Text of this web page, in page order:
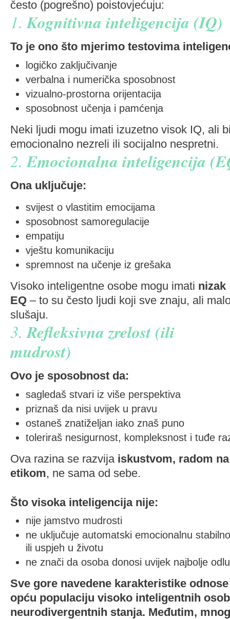
često (pogrešno) poistovjećuju:
1.Kognitivna inteligencija (IQ)
To je ono što mjerimo testovima
logičko zaključivanje
verbalna i numerička sposobnost
vizualno-prostorna orijentacija
sposobnost učenja i pamćenja
Neki ljudi mogu imati izuzetno visok IQ, ali
emocionalno nezreli ili socijalno nespretni.
2.Emocionalna inteligencija
Ona uključuje:
svijest o vlastitim emocijama
sposobnost samoregulacije
empatiju
vještu komunikaciju
spremnost na učenje iz grešaka
Visoko inteligentne osobe mogu imati nizak
EQ – to su često ljudi koji sve znaju, ali
slušaju.
3.Refleksivna zrelost (ili
mudrost)
Ovo je sposobnost da:
sagledaš stvari iz više perspektiva
priznaš da nisi uvijek u pravu
ostaneš znatiželjan iako znaš puno
toleriraš nesigurnost, kompleksnost i tuđe
Ova razina se razvija iskustvom, radom
etikom, ne sama od sebe.
Što visoka inteligencija nije:
nije jamstvo mudrosti
ne uključuje automatski emocionalnu
ili uspjeh u životu
ne znači da osoba donosi uvijek najbolje
Sve gore navedene karakteristike
opću populaciju visoko inteligentnih
neurodivergentnih stanja. Međutim,